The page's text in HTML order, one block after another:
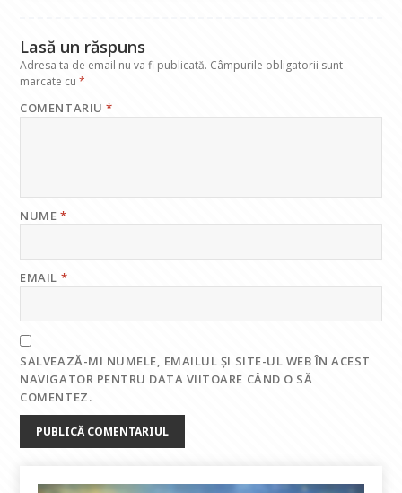
Lasă un răspuns
Adresa ta de email nu va fi publicată. Câmpurile obligatorii sunt
marcate cu*
COMENTARIU*
NUME*
EMAIL *
SALVEAZĂ-MI NUMELE, EMAILUL ȘI SITE-UL WEB ÎN ACEST
NAVIGATOR PENTRU DATA VIITOARE CÂND O SĂ
COMENTEZ.